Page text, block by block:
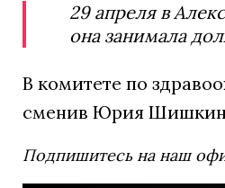
29 апреля в
она занимала
В комитете по
сменив Юрия
Подпишитесь на наш